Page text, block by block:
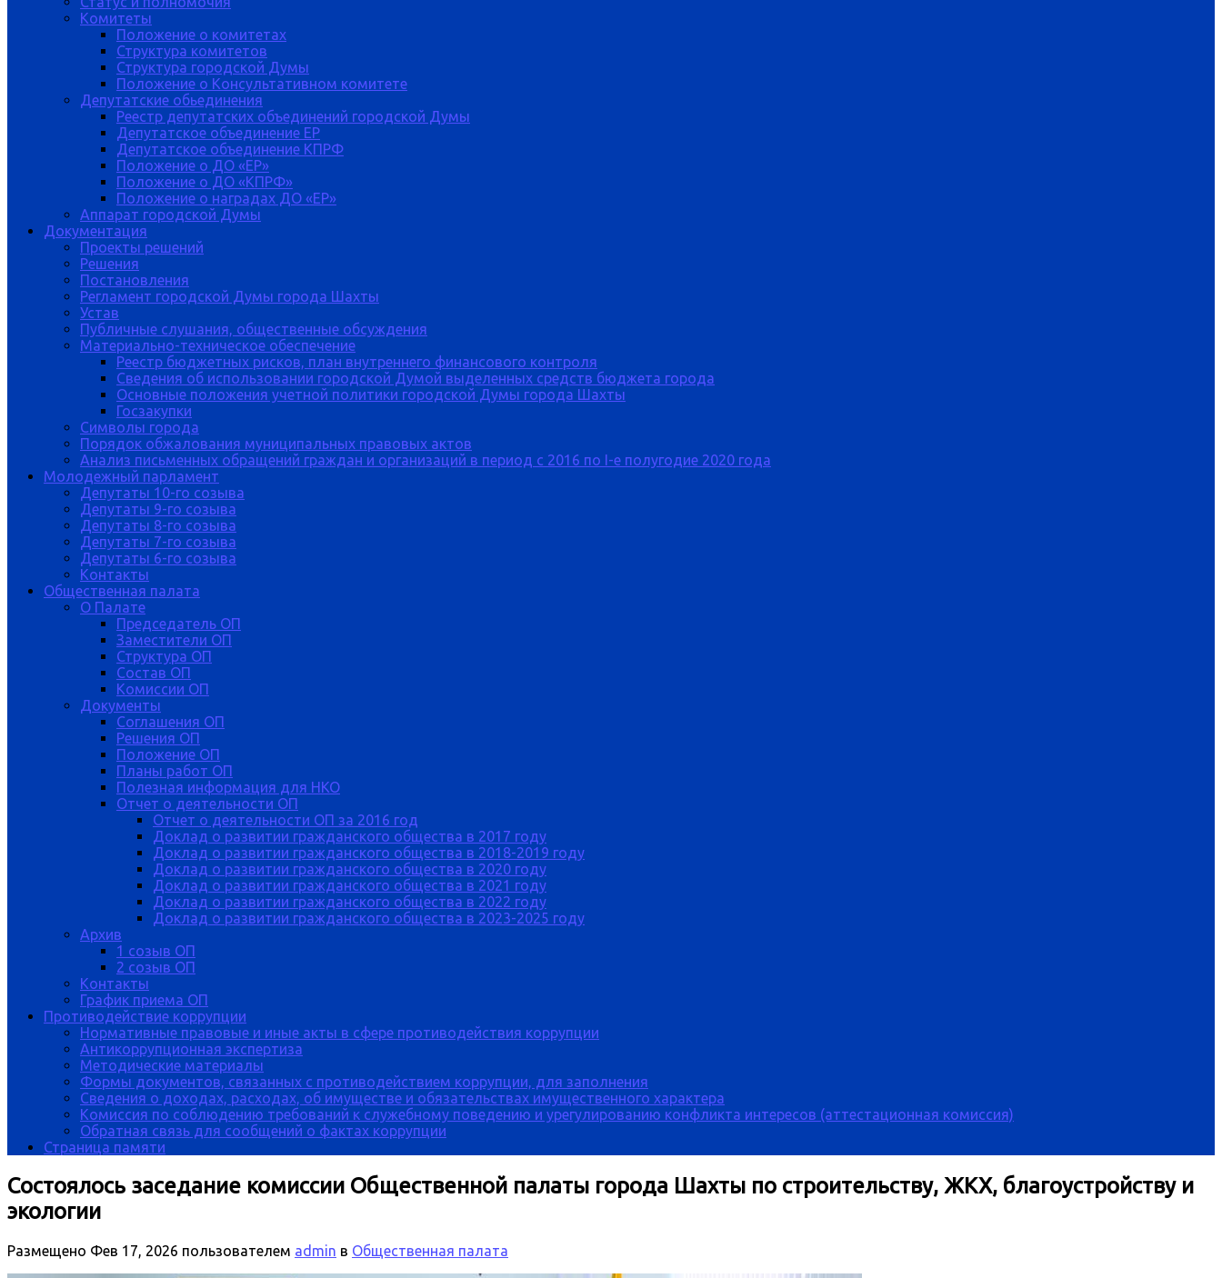
Комитеты
Положение о комитетах
Структура комитетов
Структура городской Думы
Положение о Консультативном комитете
Депутатские обьединения
Реестр депутатских объединений городской Думы
Депутатское объединение ЕР
Депутатское объединение КПРФ
Положение о ДО «ЕР»
Положение о ДО «КПРФ»
Положение о наградах ДО «ЕР»
Аппарат городской Думы
Документация
Проекты решений
Решения
Постановления
Регламент городской Думы города Шахты
Устав
Публичные слушания, общественные обсуждения
Материально-техническое обеспечение
Реестр бюджетных рисков, план внутреннего финансового контроля
Сведения об использовании городской Думой выделенных средств бюджета города
Основные положения учетной политики городской Думы города Шахты
Госзакупки
Символы города
Порядок обжалования муниципальных правовых актов
Анализ письменных обращений граждан и организаций в период с 2016 по I-е полугодие 2020 года
Молодежный парламент
Депутаты 10-го созыва
Депутаты 9-го созыва
Депутаты 8-го созыва
Депутаты 7-го созыва
Депутаты 6-го созыва
Контакты
Общественная палата
О Палате
Председатель ОП
Заместители ОП
Структура ОП
Состав ОП
Комиссии ОП
Документы
Соглашения ОП
Решения ОП
Положение ОП
Планы работ ОП
Полезная информация для НКО
Отчет о деятельности ОП
Отчет о деятельности ОП за 2016 год
Доклад о развитии гражданского общества в 2017 году
Доклад о развитии гражданского общества в 2018-2019 году
Доклад о развитии гражданского общества в 2020 году
Доклад о развитии гражданского общества в 2021 году
Доклад о развитии гражданского общества в 2022 году
Доклад о развитии гражданского общества в 2023-2025 году
Архив
1 созыв ОП
2 созыв ОП
Контакты
График приема ОП
Противодействие коррупции
Нормативные правовые и иные акты в сфере противодействия коррупции
Антикоррупционная экспертиза
Методические материалы
Формы документов, связанных с противодействием коррупции, для заполнения
Сведения о доходах, расходах, об имуществе и обязательствах имущественного характера
Комиссия по соблюдению требований к служебному поведению и урегулированию конфликта интересов (аттестационная комиссия)
Обратная связь для сообщений о фактах коррупции
Страница памяти
Состоялось заседание комиссии Общественной палаты города Шахты по строительству, ЖКХ, благоустройству и
экологии
Размещено Фев 17, 2026 пользователем admin в Общественная палата